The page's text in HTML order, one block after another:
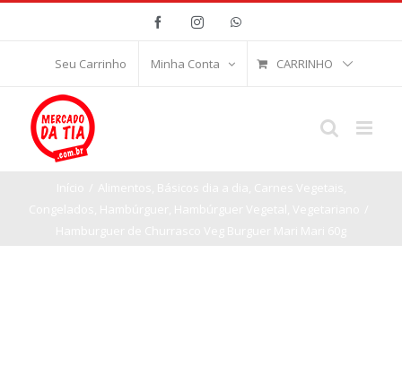
FacebookInstagramWhatsApp
Seu Carrinho Minha Conta CARRINHO